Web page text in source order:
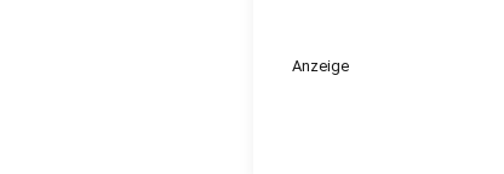
Anzeige